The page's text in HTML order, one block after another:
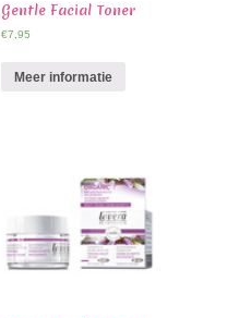
Gentle Facial Toner
€7,95
Meer informatie